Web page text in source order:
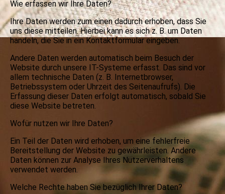
Wie erfassen wir Ihre Daten?
Ihre Daten werden zum einen dadurch erhoben, dass Sie
uns diese mitteilen. Hierbei kann es sich z. B. um Daten
handeln, die Sie in ein Kontaktformular eingeben.
Andere Daten werden automatisch beim Besuch der
Website durch unsere IT-Systeme erfasst. Das sind vor
allem technische Daten (z. B. Internetbrowser,
Betriebssystem oder Uhrzeit des Seitenaufrufs). Die
Erfassung dieser Daten erfolgt automatisch, sobald Sie
diese Website betreten.
Wofür nutzen wir Ihre Daten?
Ein Teil der Daten wird erhoben, um eine fehlerfreie
Bereitstellung der Website zu gewährleisten. Andere
Daten können zur Analyse Ihres Nutzerverhaltens
verwendet werden.
Welche Rechte haben Sie bezüglich Ihrer Daten?